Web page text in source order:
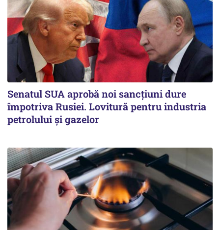
Senatul SUA aprobă noi sancțiuni dure
împotriva Rusiei. Lovitură pentru industria
petrolului și gazelor